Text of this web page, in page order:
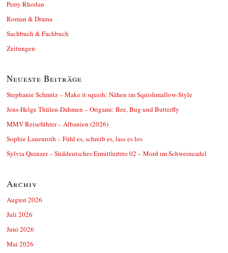
Perry Rhodan
Roman & Drama
Sachbuch & Fachbuch
Zeitungen
Neueste Beiträge
Stephanie Schmitz – Make it squish: Nähen im Squishmallow-Style
Jens-Helge Thülen-Dahmen – Origami: Bee, Bug und Butterfly
MMV Reiseführer – Albanien (2026)
Sophie Lauenroth – Fühl es, schreib es, lass es los
Sylvia Quinzer – Süddeutsches Ermittlertrio 02 – Mord im Schweineadel
Archiv
August 2026
Juli 2026
Juni 2026
Mai 2026